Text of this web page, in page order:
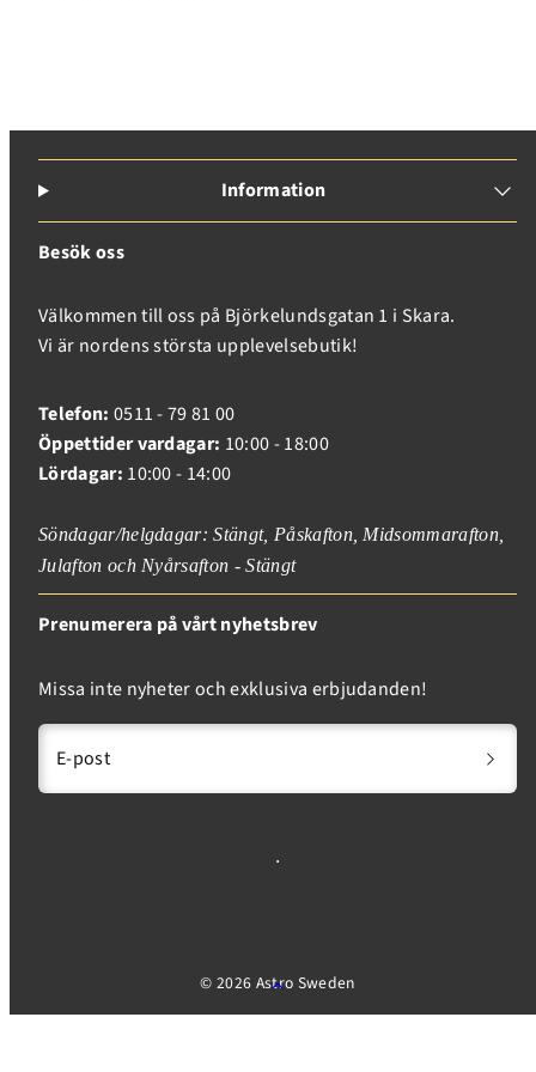
Information
Besök oss
Välkommen till oss på Björkelundsgatan 1 i Skara.
Vi är nordens största upplevelsebutik!
Telefon: 0511 - 79 81 00
Öppettider vardagar: 10:00 - 18:00
Lördagar: 10:00 - 14:00
Söndagar/helgdagar: Stängt, Påskafton, Midsommarafton,
Julafton och Nyårsafton - Stängt
Prenumerera på vårt nyhetsbrev
Missa inte nyheter och exklusiva erbjudanden!
E-post
© 2026 Astro Sweden
Tillbaka
till